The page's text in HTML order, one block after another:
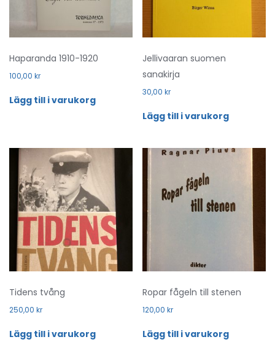
Haparanda 1910-1920
100,00 kr
Lägg till i varukorg
Jellivaaran suomen
sanakirja
30,00kr
Lägg till i varukorg
Tidens tvång
250,00 kr
Lägg till i varukorg
Ropar fågeln till stenen
120,00kr
Lägg till i varukorg